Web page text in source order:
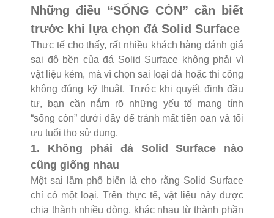
Những điều “SỐNG CÒN” cần biết
trước khi lựa chọn đá Solid Surface
Thực tế cho thấy, rất nhiều khách hàng đánh giá
sai độ bền của đá Solid Surface không phải vì
vật liệu kém, mà vì chọn sai loại đá hoặc thi công
không đúng kỹ thuật. Trước khi quyết định đầu
tư, bạn cần nắm rõ những yếu tố mang tính
“sống còn” dưới đây để tránh mất tiền oan và tối
ưu tuổi thọ sử dụng.
1. Không phải đá Solid Surface nào
cũng giống nhau
Một sai lầm phổ biến là cho rằng Solid Surface
chỉ có một loại. Trên thực tế, vật liệu này được
chia thành nhiều dòng, khác nhau từ thành phần